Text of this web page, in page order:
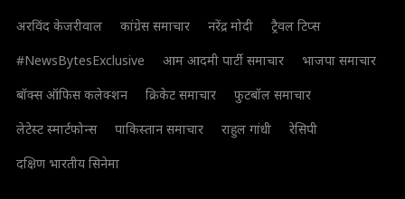
अरविंद केजरीवाल कांग्रेस समाचार नरेंद्र मोदी
ट्रैवल टिप्स
#NewsBytesExclusive
आम आदमी पार्टी समाचार
भाजपा समाचार
बॉक्स ऑफिस कलेक्शन
क्रिकेट समाचार
फुटबॉल समाचार
लेटेस्ट स्मार्टफोन्स
पाकिस्तान समाचार राहुल गांधी
रेसिपी
दक्षिण भारतीय सिनेमा